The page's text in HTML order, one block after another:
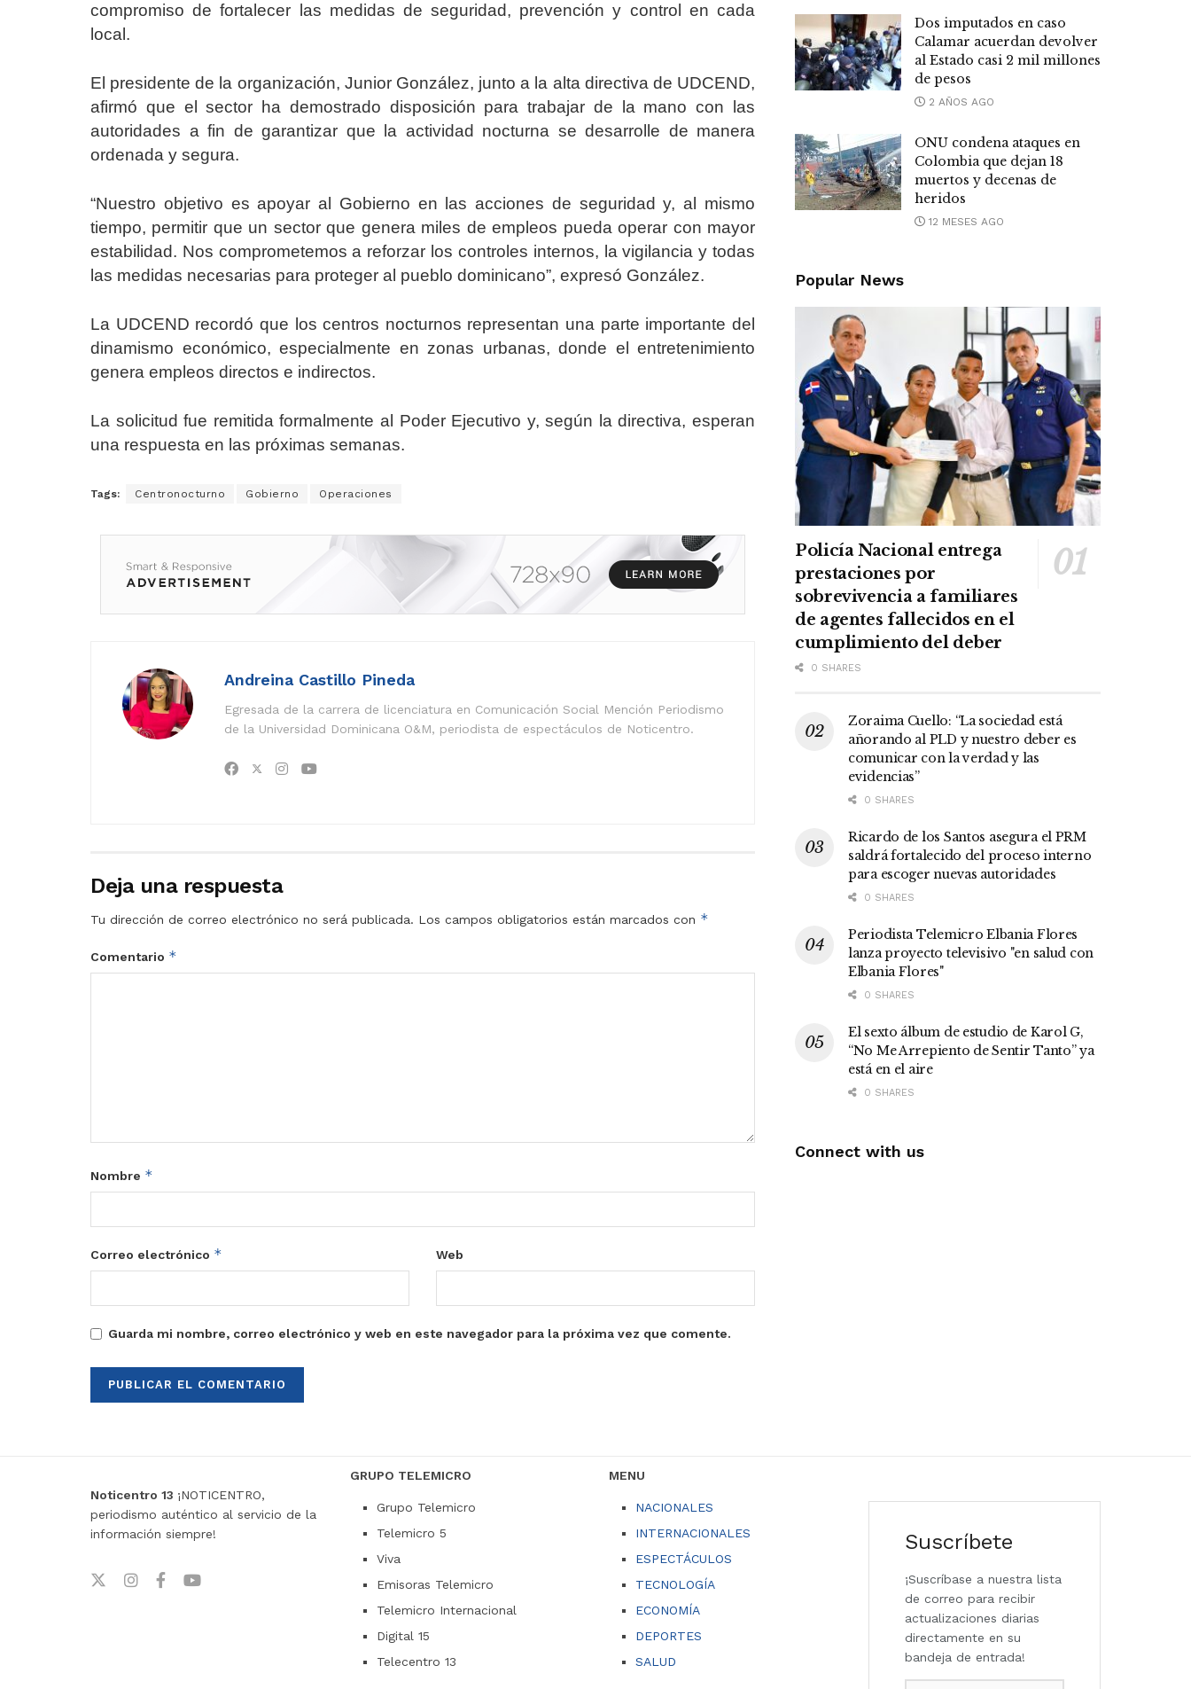
compromiso de fortalecer las medidas de seguridad, prevención y control en cada
local.
El presidente de la organización, Junior González, junto a la alta directiva de UDCEND,
afirmó que el sector ha demostrado disposición para trabajar de la mano con las
autoridades a fin de garantizar que la actividad nocturna se desarrolle de manera
ordenada y segura.
“Nuestro objetivo es apoyar al Gobierno en las acciones de seguridad y, al mismo
tiempo, permitir que un sector que genera miles de empleos pueda operar con mayor
estabilidad. Nos comprometemos a reforzar los controles internos, la vigilancia y todas
las medidas necesarias para proteger al pueblo dominicano”, expresó González.
La UDCEND recordó que los centros nocturnos representan una parte importante del
dinamismo económico, especialmente en zonas urbanas, donde el entretenimiento
genera empleos directos e indirectos.
La solicitud fue remitida formalmente al Poder Ejecutivo y, según la directiva, esperan
una respuesta en las próximas semanas.
Tags: Centronocturno Gobierno Operaciones
Andreina Castillo Pineda
Egresada de la carrera de licenciatura en Comunicación Social Mención Periodismo
de la Universidad Dominicana O&M, periodista de espectáculos de Noticentro.
Deja una respuesta
Tu dirección de correo electrónico no será publicada. Los campos obligatorios están marcados con *
Comentario *
Nombre *
Correo electrónico * Web
Guarda mi nombre, correo electrónico y web en este navegador para la próxima vez que comente.
Dos imputados en caso
Calamar acuerdan devolver
al Estado casi 2 mil millones
de pesos
2 AÑOS AGO
ONU condena ataques en
Colombia que dejan 18
muertos y decenas de
heridos
12 MESES AGO
Popular News
Policía Nacional entrega
prestaciones por
sobrevivencia a familiares
de agentes fallecidos en el
cumplimiento del deber
0 SHARES
Zoraima Cuello: “La sociedad está
añorando al PLD y nuestro deber es
comunicar con la verdad y las
evidencias”
0 SHARES
Ricardo de los Santos asegura el PRM
saldrá fortalecido del proceso interno
para escoger nuevas autoridades
0 SHARES
Periodista Telemicro Elbania Flores
lanza proyecto televisivo "en salud con
Elbania Flores"
0 SHARES
El sexto álbum de estudio de Karol G,
“No Me Arrepiento de Sentir Tanto” ya
está en el aire
0 SHARES
Connect with us
Noticentro 13 ¡NOTICENTRO,
periodismo auténtico al servicio de la
información siempre!
GRUPO TELEMICRO
Grupo Telemicro
Telemicro 5
Viva
Emisoras Telemicro
Telemicro Internacional
Digital 15
Telecentro 13
MENU
NACIONALES
INTERNACIONALES
ESPECTÁCULOS
TECNOLOGÍA
ECONOMÍA
DEPORTES
SALUD
Suscríbete
¡Suscríbase a nuestra lista
de correo para recibir
actualizaciones diarias
directamente en su
bandeja de entrada!